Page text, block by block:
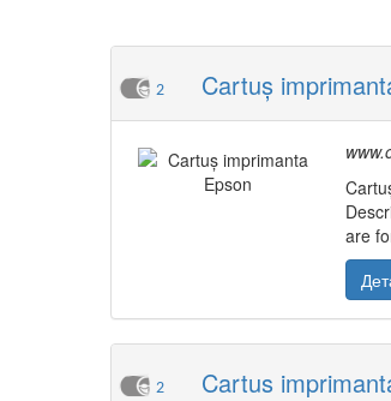
2 Cartuș
are
2 Cartus